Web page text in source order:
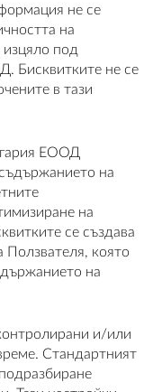
не се
на
изцяло под
Бисквитките не се
в тази
ЕООД
на
на
се създава
Ползвателя, която
на
и/или
Стандартният